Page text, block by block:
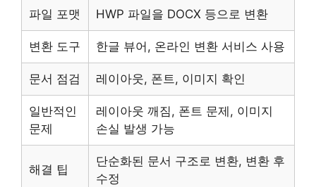
파일 포맷 HWP 파일을 DOCX 등으로 변환
변환 도구 한글 뷰어, 온라인 변환 서비스 사용
문서 점검 레이아웃, 폰트, 이미지 확인
일반적인
문제
레이아웃 깨짐, 폰트 문제, 이미지
손실 발생 가능
해결 팁
단순화된 문서 구조로 변환, 변환 후
수정